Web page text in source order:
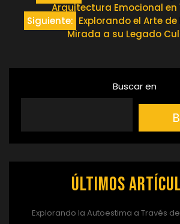
entradas
Arquitectura Emocional en
Siguiente: Explorando el Arte
Mirada a su Legado
Buscar en
Últimos
Explorando la Autoestima a Través